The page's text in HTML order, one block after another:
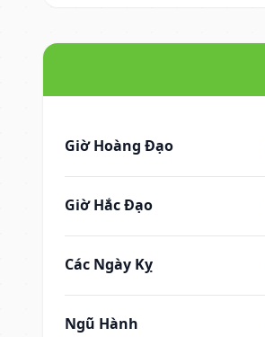
Giờ Hoàng Đạo
Giờ Hắc Đạo
Các Ngày Kỵ
Ngũ Hành